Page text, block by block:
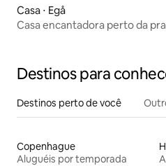
Casa ⋅ Egå
Casa encantadora perto da
Destinos para
Destinos perto de você
Copenhague
Aluguéis por temporada